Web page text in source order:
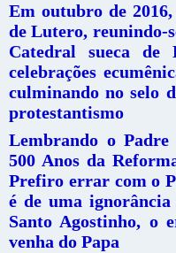
Em outubro de
de Lutero, reunindo-
Catedral sueca
celebrações
culminando no selo
protestantismo
Lembrando o
500 Anos da
Prefiro errar com o
é de uma
Santo Agostinho, o
venha do Papa